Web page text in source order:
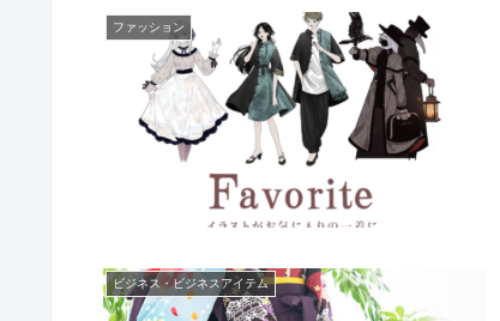
ファッション
ビジネス・ビジネスアイテム